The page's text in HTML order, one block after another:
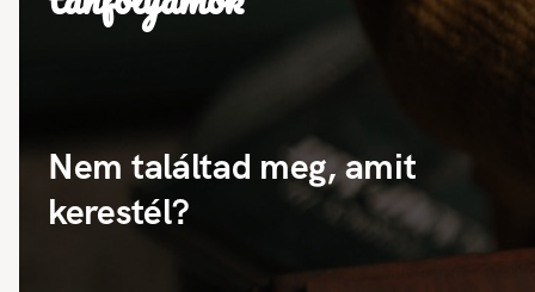
Nem találtad meg, amit
kerestél?